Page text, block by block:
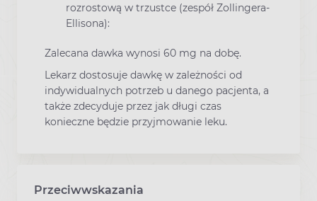
rozrostową w trzustce (zespół Zollingera-
Ellisona):
Zalecana dawka wynosi 60 mg na dobę.
Lekarz dostosuje dawkę w zależności od
indywidualnych potrzeb u danego pacjenta, a
także zdecyduje przez jak długi czas
konieczne będzie przyjmowanie leku.
Przeciwwskazania